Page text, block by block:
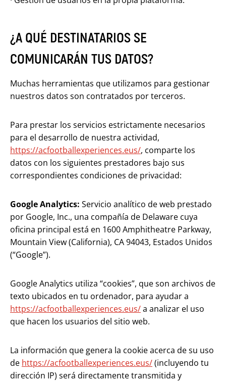
¿A QUÉ DESTINATARIOS SE
COMUNICARÁN TUS DATOS?
Muchas herramientas que utilizamos para gestionar
nuestros datos son contratados por terceros.
Para prestar los servicios estrictamente necesarios
para el desarrollo de nuestra actividad,
https://acfootballexperiences.eus/, comparte los
datos con los siguientes prestadores bajo sus
correspondientes condiciones de privacidad:
Google Analytics: Servicio analítico de web prestado
por Google, Inc., una compañía de Delaware cuya
oficina principal está en 1600 Amphitheatre Parkway,
Mountain View (California), CA 94043, Estados Unidos
(“Google”).
Google Analytics utiliza “cookies”, que son archivos de
texto ubicados en tu ordenador, para ayudar a
https://acfootballexperiences.eus/a analizar el uso
que hacen los usuarios del sitio web.
La información que genera la cookie acerca de su uso
de https://acfootballexperiences.eus/(incluyendo tu
dirección IP) será directamente transmitida y